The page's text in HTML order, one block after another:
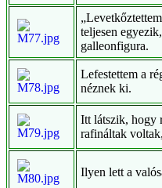
teljesen
galleonfigura.
Lefestettem a
néznek ki.
Itt látszik, hogy
rafináltak
Ilyen lett a